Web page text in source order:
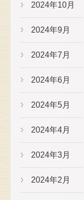
2024年10月
2024年9月
2024年7月
2024年6月
2024年5月
2024年4月
2024年3月
2024年2月